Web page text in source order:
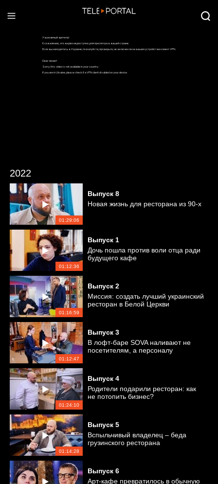
2022
01:29:06
Выпуск 8
Новая жизнь для ресторана из 90-х
01:12:36
Выпуск 1
Дочь пошла против воли отца ради
будущего кафе
01:16:59
Выпуск 2
Миссия: создать лучший украинский
ресторан в Белой Церкви
01:12:47
Выпуск 3
В лофт-баре SOVA наливают не
посетителям, а персоналу
01:24:10
Выпуск 4
Родители подарили ресторан: как
не потопить бизнес?
01:14:28
Выпуск 5
Вспыльчивый владелец – беда
грузинского ресторана
Выпуск 6
Арт-кафе превратилось в обычную